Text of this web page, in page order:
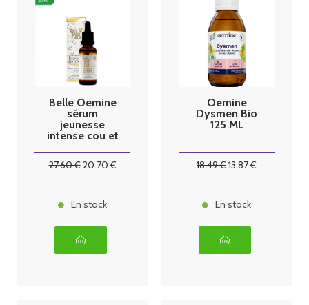
Belle Oemine
sérum
jeunesse
intense cou et
27.60€20.70€
En stock
Oemine
Dysmen Bio
125 ML
18.49€13.87€
En stock